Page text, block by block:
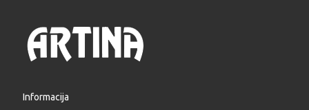
Informacija